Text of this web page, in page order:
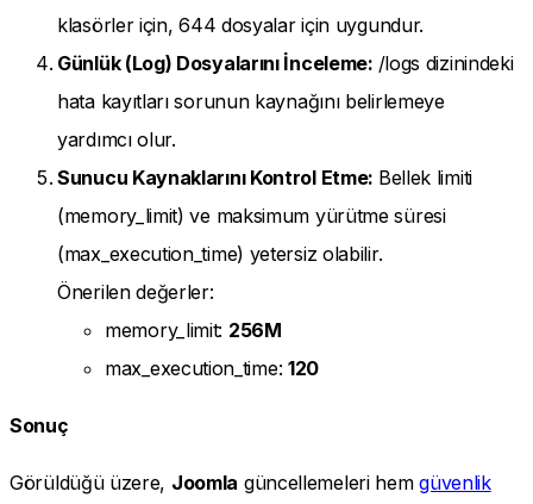
klasörler için, 644 dosyalar için uygundur.
Günlük (Log) Dosyalarını İnceleme: /logs dizinindeki
hata kayıtları sorunun kaynağını belirlemeye
yardımcı olur.
Sunucu Kaynaklarını Kontrol Etme: Bellek limiti
(memory_limit) ve maksimum yürütme süresi
(max_execution_time) yetersiz olabilir.
Önerilen değerler:
memory_limit: 256M
max_execution_time: 120
Sonuç
Görüldüğü üzere, Joomla güncellemeleri hemgüvenlik